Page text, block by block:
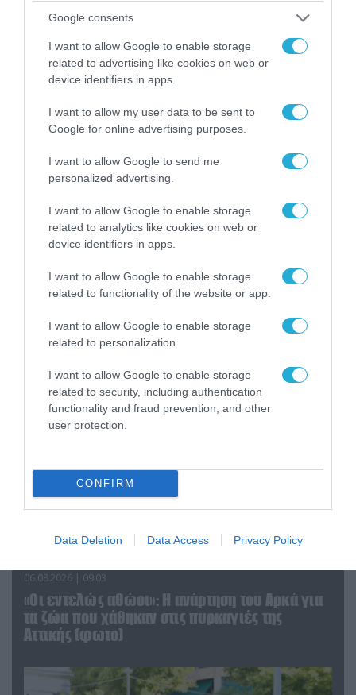
Google consents
I want to allow Google to enable storage
related to advertising like cookies on web or
device identifiers in apps.
I want to allow my user data to be sent to
Google for online advertising purposes.
I want to allow Google to send me
personalized advertising.
I want to allow Google to enable storage
related to analytics like cookies on web or
device identifiers in apps.
I want to allow Google to enable storage
related to functionality of the website or app.
I want to allow Google to enable storage
related to personalization.
I want to allow Google to enable storage
related to security, including authentication
functionality and fraud prevention, and other
user protection.
CONFIRM
Data Deletion Data Access Privacy Policy
αιφνιδιαστική προώθηση των Ρώσων (βίντεο)
ΠΟΛΙΤΙΚΗ
06.08.2026 | 14:02
«Επιχείρηση ελεύθερα πεζοδρόμια» στην
Αθήνα: Απομακρύνθηκαν παράνομα
αντικείμενα από κοινόχρηστους χώρους
06.08.2026 | 09:03
«Οι εντελώς αθώοι»: Η ανάρτηση του Αρκά για
τα ζώα που χάθηκαν στις πυρκαγιές της
Αττικής (φωτο)